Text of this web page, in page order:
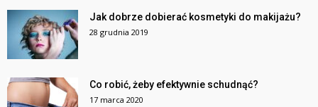
Jak dobrze dobierać kosmetyki do makijażu?
28 grudnia 2019
Co robić, żeby efektywnie schudnąć?
17 marca 2020